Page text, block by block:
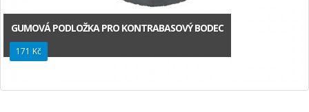
GUMOVÁ PODLOŽKA PRO KONTRABASOVÝ BODEC
171 Kč